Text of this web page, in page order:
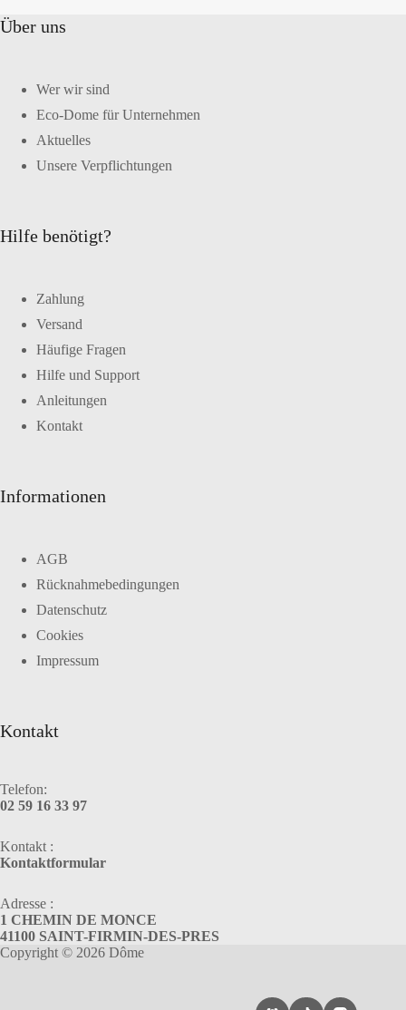
Über uns
Wer wir sind
Eco-Dome für Unternehmen
Aktuelles
Unsere Verpflichtungen
Hilfe benötigt?
Zahlung
Versand
Häufige Fragen
Hilfe und Support
Anleitungen
Kontakt
Informationen
AGB
Rücknahmebedingungen
Datenschutz
Cookies
Impressum
Kontakt
Telefon:
02 59 16 33 97
Kontakt :
Kontaktformular
Adresse :
1 CHEMIN DE MONCE
41100 SAINT-FIRMIN-DES-PRES
Copyright © 2026 Dôme